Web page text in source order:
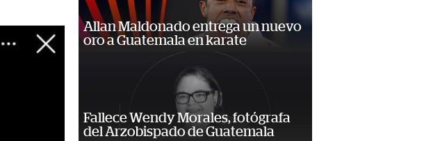
Allan Maldonado entrega un nuevo
oro a Guatemala en karate
Fallece Wendy Morales, fotógrafa
del Arzobispado de Guatemala